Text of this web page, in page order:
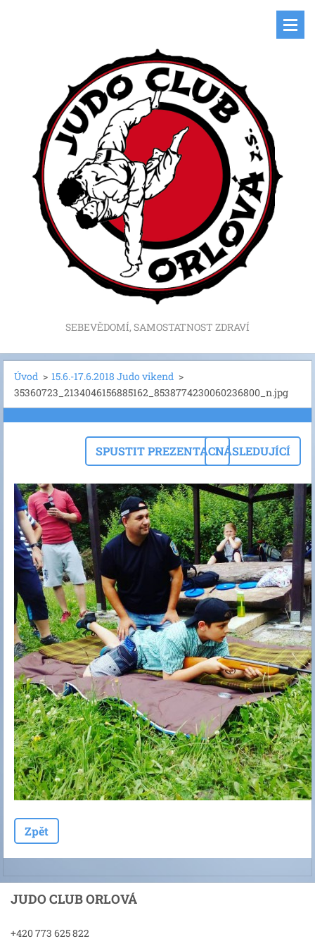
SEBEVĚDOMÍ, SAMOSTATNOST ZDRAVÍ
Úvod > 15.6.-17.6.2018 Judo vikend >
35360723_2134046156885162_8538774230060236800_n.jpg
SPUSTIT PREZENTACINÁSLEDUJÍCÍ
Zpět
JUDO CLUB ORLOVÁ
+420 773 625 822